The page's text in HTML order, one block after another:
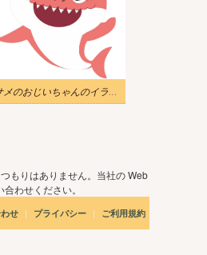
サメのおじいちゃんのイラスト 2
もりはありません。当社の Web
わせください。
せ | プライバシー | ご利用規約